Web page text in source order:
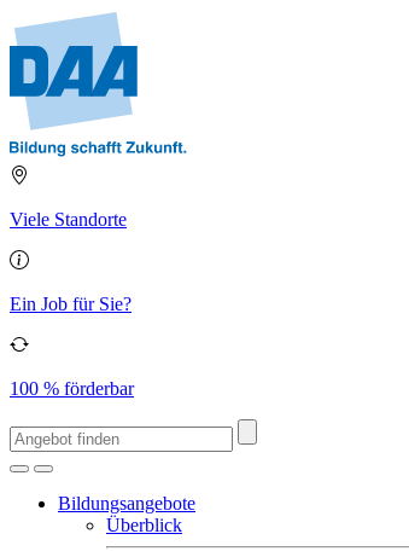
Viele Standorte
Ein Job für Sie?
100 % förderbar
Bildungsangebote
Überblick